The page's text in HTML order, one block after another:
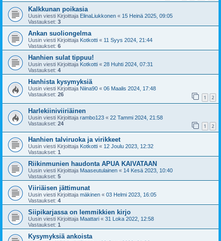
Kalkkunan poikasia
Uusin viesti Kirjoittaja ElinaLiukkonen « 15 Heinä 2025, 09:05
Vastaukset: 3
Ankan suoliongelma
Uusin viesti Kirjoittaja Kotkotti « 11 Syys 2024, 21:44
Vastaukset: 6
Hanhien sulat tippuu!
Uusin viesti Kirjoittaja Kotkotti « 28 Huhti 2024, 07:31
Vastaukset: 4
Hanhista kysymyksiä
Uusin viesti Kirjoittaja Niina90 « 06 Maalis 2024, 17:48
Vastaukset: 26 1 2
Harlekiiniviiriäinen
Uusin viesti Kirjoittaja rambo123 « 22 Tammi 2024, 21:58
Vastaukset: 24 1 2
Hanhien talviruoka ja virikkeet
Uusin viesti Kirjoittaja Kotkotti « 12 Joulu 2023, 12:32
Vastaukset: 1
Riikinmunien haudonta APUA KAIVATAAN
Uusin viesti Kirjoittaja Maaseutulainen « 14 Kesä 2023, 10:40
Vastaukset: 5
Viiriäisen jättimunat
Uusin viesti Kirjoittaja mäkinen « 03 Helmi 2023, 16:05
Vastaukset: 4
Siipikarjassa on lemmikkien kirjo
Uusin viesti Kirjoittaja Maattari « 31 Loka 2022, 12:58
Vastaukset: 1
Kysymyksiä ankoista